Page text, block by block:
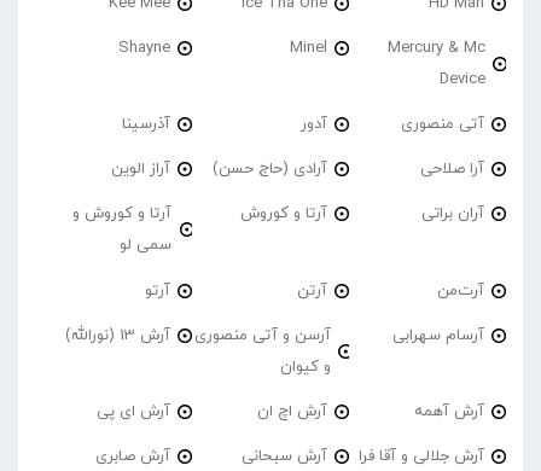
Mercury & Mc
Device
Minel
Shayne
آتی منصوری آدور آذرسینا
آرا صلاحی آرادی (حاج حسن) آراز الوین
آران براتی آرتا و کوروش
آرتا و کوروش و
سمی لو
آرت‌من آرتن آرتو
آرسام سهرابی
آرسن و آتی منصوری
و کیوان
آرش 13 (نورالله)
آرش آهمه آرش اچ ان آرش ای پی
آرش جلالی و آقا فرا آرش سبحانی آرش صابری